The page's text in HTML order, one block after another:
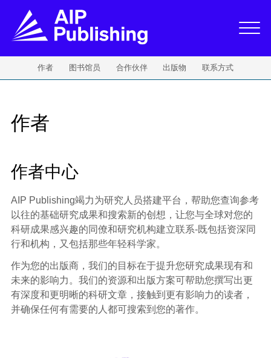
作者 图书馆员 合作伙伴 出版物 联系方式
作者
作者中心
AIP Publishing竭力为研究人员搭建平台，帮助您查询参考
以往的基础研究成果和搜索新的创想，让您与全球对您的
科研成果感兴趣的同僚和研究机构建立联系-既包括资深同
行和机构，又包括那些年轻科学家。
作为您的出版商，我们的目标在于提升您研究成果现有和
未来的影响力。我们的资源和出版方案可帮助您撰写出更
有深度和更明晰的科研文章，接触到更有影响力的读者，
并确保任何有需要的人都可搜索到您的著作。